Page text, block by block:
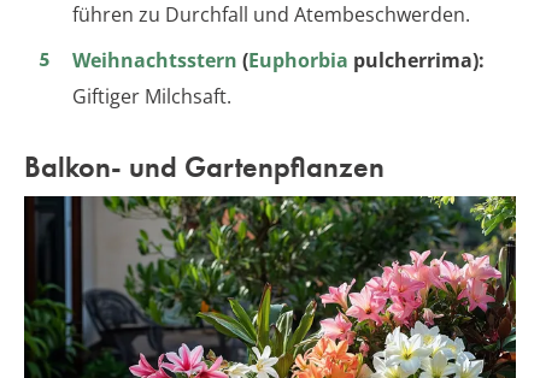
führen zu Durchfall und Atembeschwerden.
Weihnachtsstern (Euphorbia pulcherrima):
Giftiger Milchsaft.
Balkon- und Gartenpflanzen